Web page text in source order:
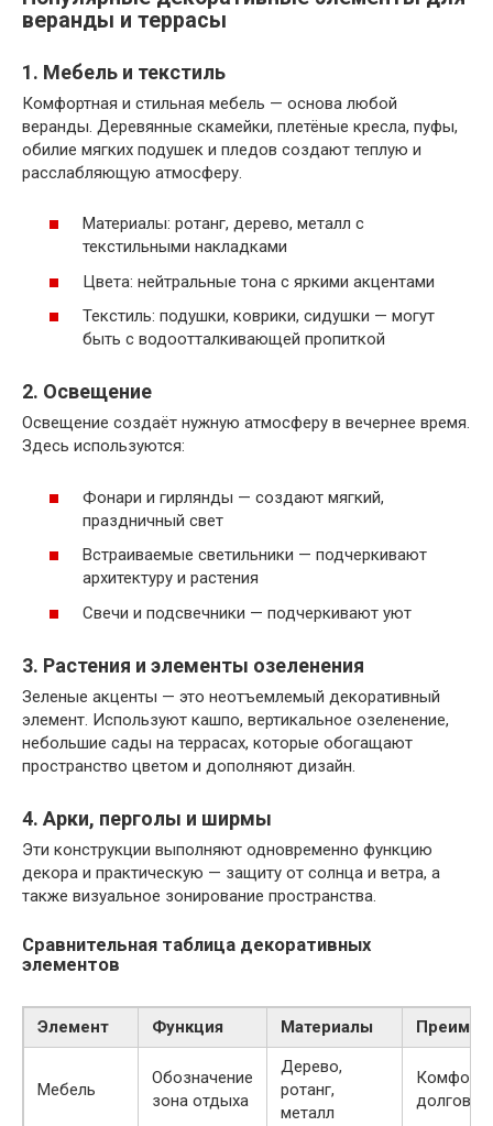
веранды и террасы
1. Мебель и текстиль
Комфортная и стильная мебель — основа любой
веранды. Деревянные скамейки, плетёные кресла, пуфы,
обилие мягких подушек и пледов создают теплую и
расслабляющую атмосферу.
Материалы: ротанг, дерево, металл с
текстильными накладками
Цвета: нейтральные тона с яркими акцентами
Текстиль: подушки, коврики, сидушки — могут
быть с водоотталкивающей пропиткой
2. Освещение
Освещение создаёт нужную атмосферу в вечернее время.
Здесь используются:
Фонари и гирлянды — создают мягкий,
праздничный свет
Встраиваемые светильники — подчеркивают
архитектуру и растения
Свечи и подсвечники — подчеркивают уют
3. Растения и элементы озеленения
Зеленые акценты — это неотъемлемый декоративный
элемент. Используют кашпо, вертикальное озеленение,
небольшие сады на террасах, которые обогащают
пространство цветом и дополняют дизайн.
4. Арки, перголы и ширмы
Эти конструкции выполняют одновременно функцию
декора и практическую — защиту от солнца и ветра, а
также визуальное зонирование пространства.
Сравнительная таблица декоративных
элементов
Элемент Функция Материалы
Мебель
Обозначение
зона отдыха
Дерево,
ротанг,
металл
Комфорт,